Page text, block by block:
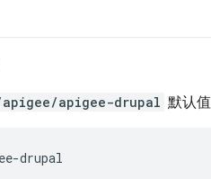
apigee-drupal 默认值
drupal